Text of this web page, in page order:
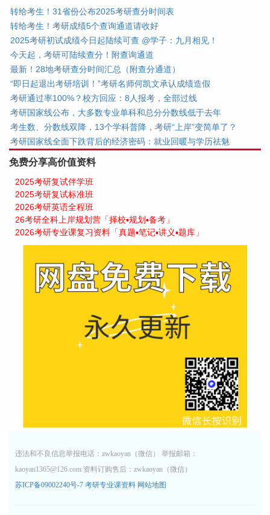
转给考生！31省份公布2025考研查分时间表
转给考生！考研成绩5个查询通道请收好
2025考研初试成绩今日起陆续可查 @学子：九月相见！
今天起，考研可陆续查分！附查询通道
最新！28地考研查分时间汇总（附查分通道）
“即日起退出考研培训！”考研名师何凯文承认成绩造假
考研通过率100%？校方回应：8人报考，全部过线
考研国家线公布，大多数专业单科和总分分数线低于去年
考生数、分数线双降，13个学科普降，考研“上岸”变简单了？
考研国家线全面下跌背后的经济密码：就业回暖与学历祛魅
免费分享高价值资料
2025考研复试伴学班
2025考研复试标准班
2026考研英语全程班
26考研全科上岸规划营「择校▪规划▪备考」
2026考研专业课复习资料「真题▪笔记▪讲义▪题库」
违法和不良信息举报电话：zwkaoyan（微信） 举报邮箱：
kaoyan1365@126.com 资料订购售后：zwkaoyan（微信）
苏ICP备09002240号-7 考研专业课资料 网站地图